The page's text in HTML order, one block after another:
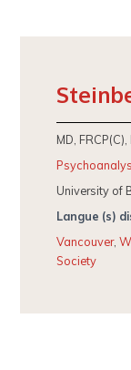
MD, FRCP(C),
University of
Langue (s)
Vancouver,
Society